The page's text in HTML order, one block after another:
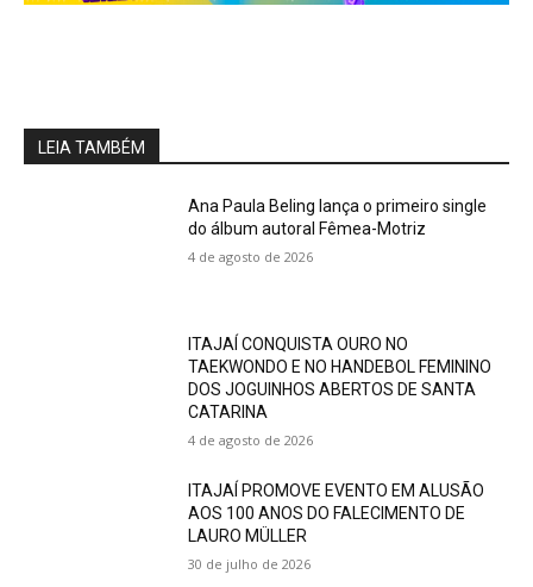
LEIA TAMBÉM
Ana Paula Beling lança o primeiro single
do álbum autoral Fêmea-Motriz
4 de agosto de 2026
ITAJAÍ CONQUISTA OURO NO
TAEKWONDO E NO HANDEBOL FEMININO
DOS JOGUINHOS ABERTOS DE SANTA
CATARINA
4 de agosto de 2026
ITAJAÍ PROMOVE EVENTO EM ALUSÃO
AOS 100 ANOS DO FALECIMENTO DE
LAURO MÜLLER
30 de julho de 2026